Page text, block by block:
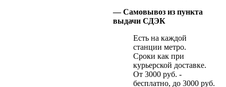
— Самовывоз из пункта
выдачи СДЭК
Есть на каждой
станции метро.
Сроки как при
курьерской доставке.
От 3000 руб. -
бесплатно, до 3000 руб.